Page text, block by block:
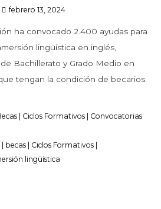
febrero 13, 2024
ha convocado 2.400 ayudas para
lingüística en inglés,
Bachillerato y Grado Medio en
tengan la condición de becarios.
Ciclos Formativos
Convocatorias
becas Ciclos Formativos
lingüística